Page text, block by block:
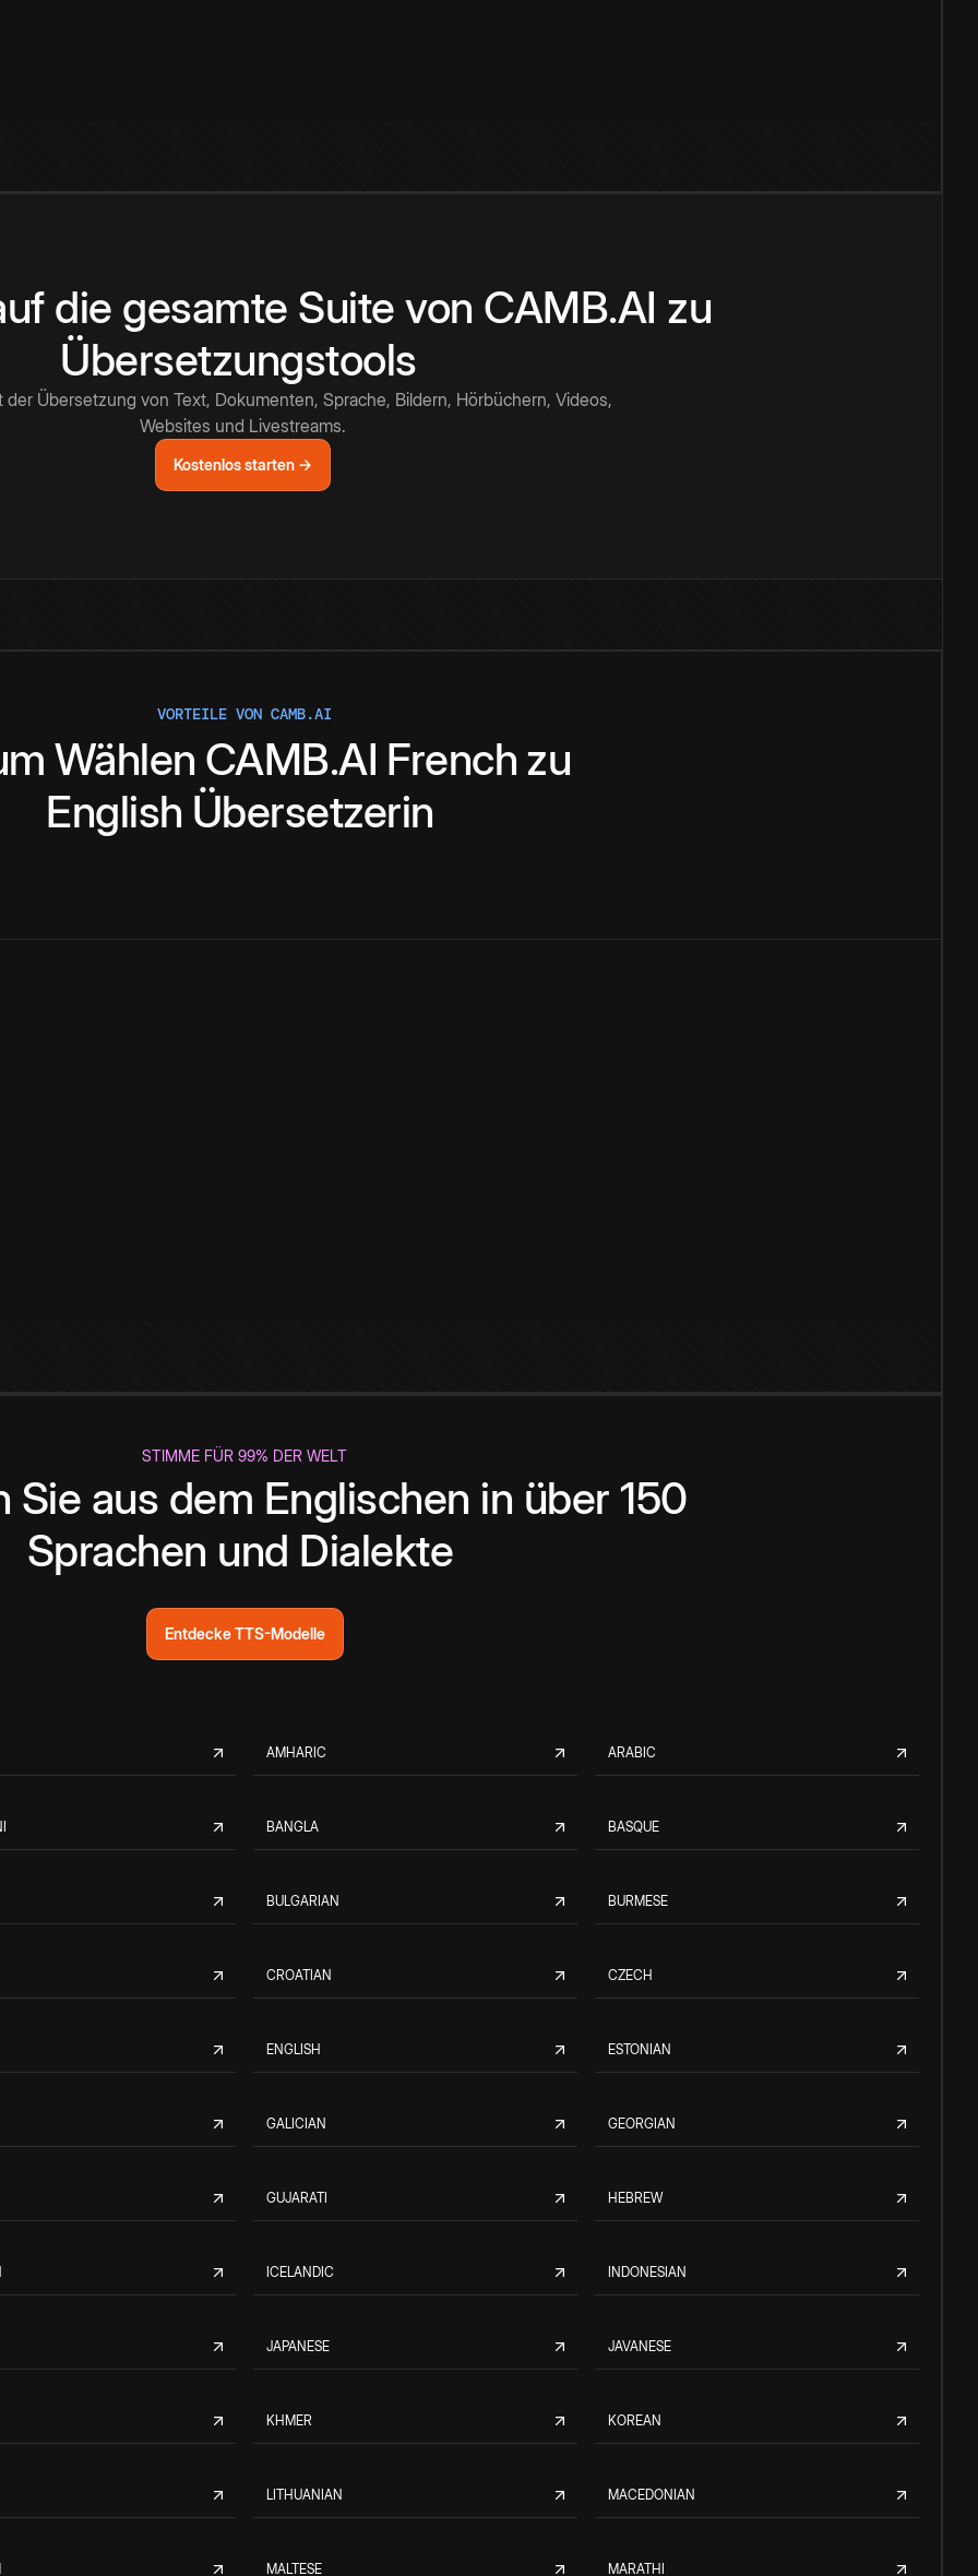
die gesamte Suite von CAMB.AI zu
Übersetzungstools
der Übersetzung von Text, Dokumenten, Sprache, Bildern, Hörbüchern, Videos,
Websites und Livestreams.
Kostenlos starten →
VORTEILE VON CAMB.AI
Wählen CAMB.AI French zu
English Übersetzerin
STIMME FÜR 99% DER WELT
Sie aus dem Englischen in über 150
Sprachen und Dialekte
Entdecke TTS-Modelle
AMHARIC ARABIC
BANGLA BASQUE
BULGARIAN BURMESE
CROATIAN CZECH
ENGLISH ESTONIAN
GALICIAN GEORGIAN
GUJARATI HEBREW
ICELANDIC INDONESIAN
JAPANESE JAVANESE
KHMER KOREAN
LITHUANIAN MACEDONIAN
MALTESE MARATHI